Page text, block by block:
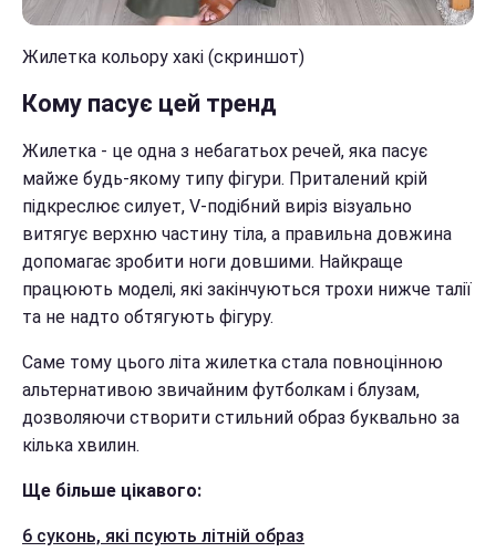
Жилетка кольору хакі (скриншот)
Кому пасує цей тренд
Жилетка - це одна з небагатьох речей, яка пасує
майже будь-якому типу фігури. Приталений крій
підкреслює силует, V-подібний виріз візуально
витягує верхню частину тіла, а правильна довжина
допомагає зробити ноги довшими. Найкраще
працюють моделі, які закінчуються трохи нижче талії
та не надто обтягують фігуру.
Саме тому цього літа жилетка стала повноцінною
альтернативою звичайним футболкам і блузам,
дозволяючи створити стильний образ буквально за
кілька хвилин.
Ще більше цікавого:
6 суконь, які псують літній образ